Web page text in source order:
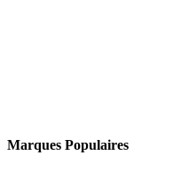
Marques Populaires